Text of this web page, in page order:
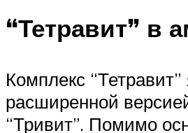
“Тетравит” в
Комплекс “Тетравит”
расширенной
“Тривит”. Помимо